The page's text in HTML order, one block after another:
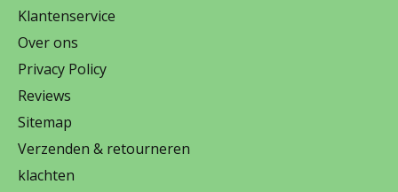
Klantenservice
Over ons
Privacy Policy
Reviews
Sitemap
Verzenden & retourneren
klachten